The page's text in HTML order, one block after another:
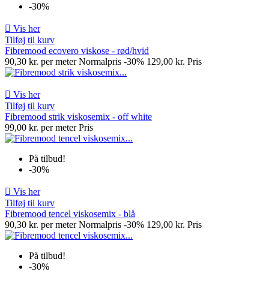
-30%
 Vis her
Tilføj til kurv
Fibremood ecovero viskose - rød/hvid
90,30 kr. per meter Normalpris -30% 129,00 kr. Pris
 Vis her
Tilføj til kurv
Fibremood strik viskosemix - off white
99,00 kr. per meter Pris
På tilbud!
-30%
 Vis her
Tilføj til kurv
Fibremood tencel viskosemix - blå
90,30 kr. per meter Normalpris -30% 129,00 kr. Pris
På tilbud!
-30%